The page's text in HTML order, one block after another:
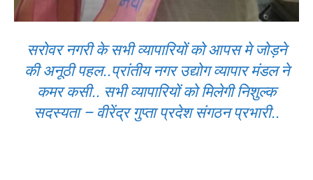
सरोवर नगरी के सभी व्यापारियों को आपस मे जोड़ने
की अनूठी पहल..प्रांतीय नगर उद्योग व्यापार मंडल ने
कमर कसी.. सभी व्यापारियों को मिलेगी निशुल्क
सदस्यता – वीरेंद्र गुप्ता प्रदेश संगठन प्रभारी..